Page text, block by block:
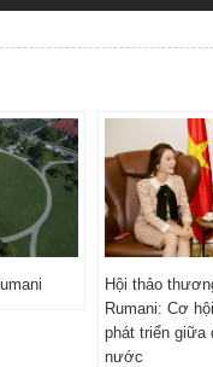
Hội thảo
Rumani: Cơ
phát triển giữa
nước